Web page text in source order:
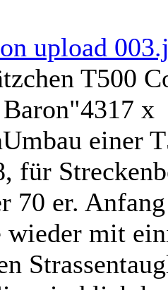
T500
4317 x
Umbau einer
für
70 er.
wieder mit